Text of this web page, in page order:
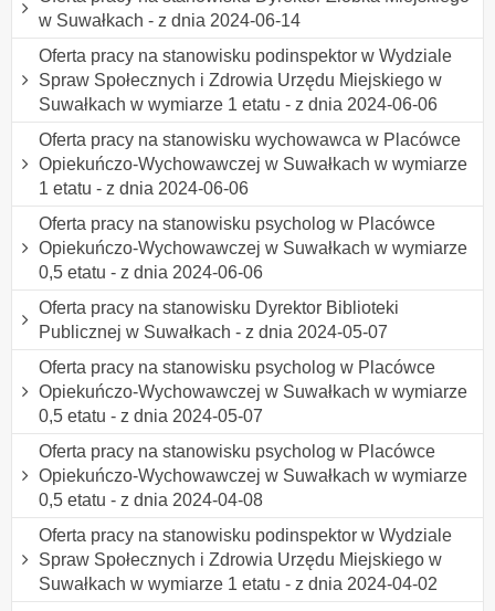
w Suwałkach - z dnia 2024-06-14
Oferta pracy na stanowisku podinspektor w Wydziale
Spraw Społecznych i Zdrowia Urzędu Miejskiego w
Suwałkach w wymiarze 1 etatu - z dnia 2024-06-06
Oferta pracy na stanowisku wychowawca w Placówce
Opiekuńczo-Wychowawczej w Suwałkach w wymiarze
1 etatu - z dnia 2024-06-06
Oferta pracy na stanowisku psycholog w Placówce
Opiekuńczo-Wychowawczej w Suwałkach w wymiarze
0,5 etatu - z dnia 2024-06-06
Oferta pracy na stanowisku Dyrektor Biblioteki
Publicznej w Suwałkach - z dnia 2024-05-07
Oferta pracy na stanowisku psycholog w Placówce
Opiekuńczo-Wychowawczej w Suwałkach w wymiarze
0,5 etatu - z dnia 2024-05-07
Oferta pracy na stanowisku psycholog w Placówce
Opiekuńczo-Wychowawczej w Suwałkach w wymiarze
0,5 etatu - z dnia 2024-04-08
Oferta pracy na stanowisku podinspektor w Wydziale
Spraw Społecznych i Zdrowia Urzędu Miejskiego w
Suwałkach w wymiarze 1 etatu - z dnia 2024-04-02